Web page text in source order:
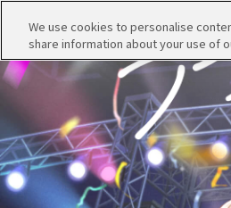
We use cookies to personalise
share information about your use of